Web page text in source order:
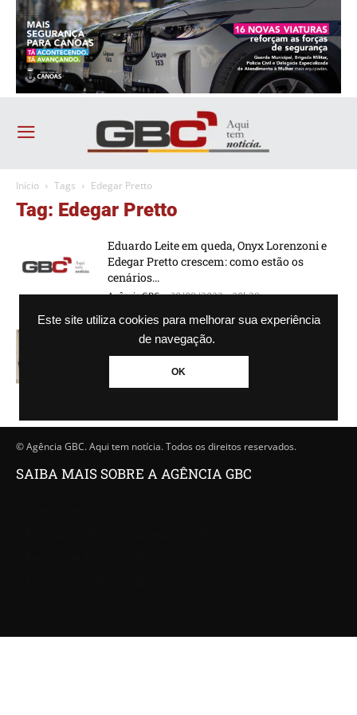
Este site utiliza cookies para melhorar sua experiência
de navegação.
OK
Início Tags Edegar Pretto
Tag: Edegar Pretto
Eduardo Leite em queda, Onyx Lorenzoni e
Edegar Pretto crescem: como estão os
cenários...
Agência GBC - 30/09/2022 - 20h28
Candidato de Busato e JJ lidera pesquisa no
RS; bolsonarista vem em segundo
- 25/08/2022 - 11h49
© Agência GBC. Aqui tem notícia. Todos os direitos reservados.
SAIBA MAIS SOBRE A AGÊNCIA GBC